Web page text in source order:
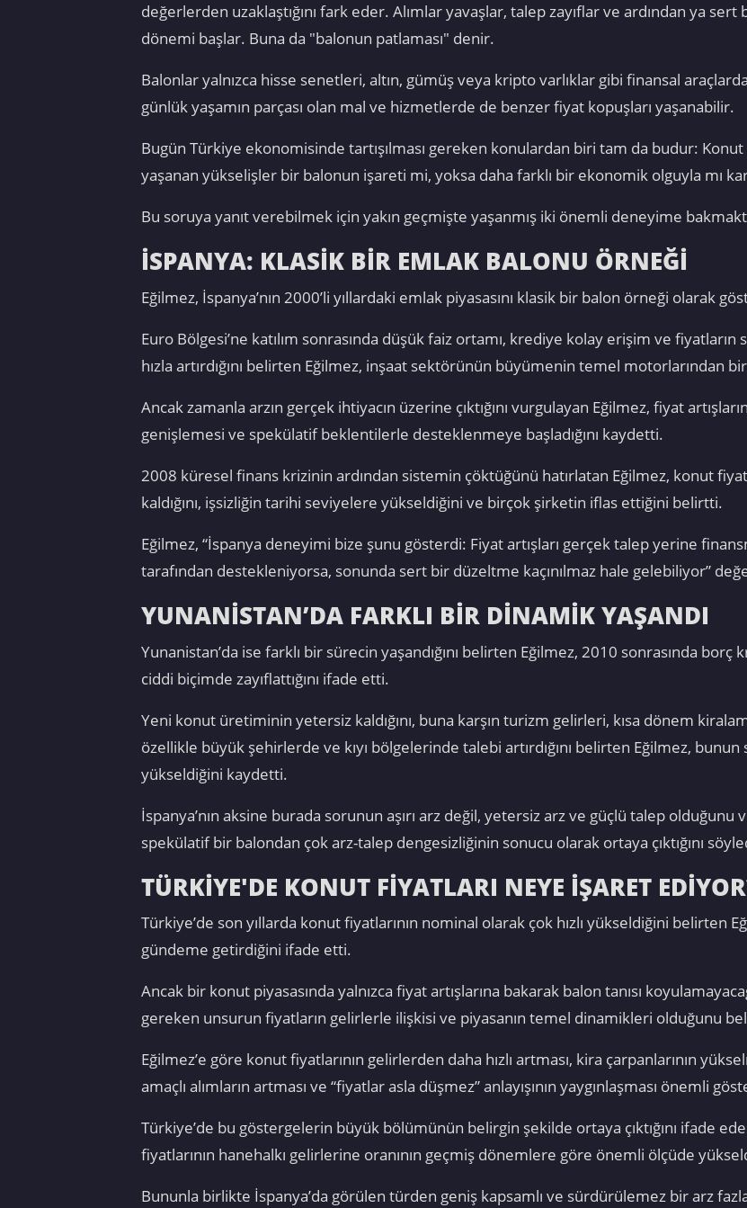
değerlerden uzaklaştığını fark eder. Alımlar yavaşlar, talep zayıflar ve ardından ya
dönemi başlar. Buna da "balonun patlaması" denir.
Balonlar yalnızca hisse senetleri, altın, gümüş veya kripto varlıklar gibi finansal
günlük yaşamın parçası olan mal ve hizmetlerde de benzer fiyat kopuşları yaşanabilir.
Bugün Türkiye ekonomisinde tartışılması gereken konulardan biri tam da budur:
yaşanan yükselişler bir balonun işareti mi, yoksa daha farklı bir ekonomik olguyla mı
Bu soruya yanıt verebilmek için yakın geçmişte yaşanmış iki önemli deneyime
İSPANYA: KLASİK BİR EMLAK BALONU ÖRNEĞİ
Eğilmez, İspanya’nın 2000’li yıllardaki emlak piyasasını klasik bir balon örneği olarak
Euro Bölgesi’ne katılım sonrasında düşük faiz ortamı, krediye kolay erişim ve
hızla artırdığını belirten Eğilmez, inşaat sektörünün büyümenin temel motorlarından
Ancak zamanla arzın gerçek ihtiyacın üzerine çıktığını vurgulayan Eğilmez, fiyat
genişlemesi ve spekülatif beklentilerle desteklenmeye başladığını kaydetti.
2008 küresel finans krizinin ardından sistemin çöktüğünü hatırlatan Eğilmez, konut
kaldığını, işsizliğin tarihi seviyelere yükseldiğini ve birçok şirketin iflas ettiğini belirtti.
Eğilmez, “İspanya deneyimi bize şunu gösterdi: Fiyat artışları gerçek talep yerine
tarafından destekleniyorsa, sonunda sert bir düzeltme kaçınılmaz hale gelebiliyor”
YUNANİSTAN’DA FARKLI BİR DİNAMİK YAŞANDI
Yunanistan’da ise farklı bir sürecin yaşandığını belirten Eğilmez, 2010 sonrasında
ciddi biçimde zayıflattığını ifade etti.
Yeni konut üretiminin yetersiz kaldığını, buna karşın turizm gelirleri, kısa dönem
özellikle büyük şehirlerde ve kıyı bölgelerinde talebi artırdığını belirten Eğilmez,
yükseldiğini kaydetti.
İspanya’nın aksine burada sorunun aşırı arz değil, yetersiz arz ve güçlü talep
spekülatif bir balondan çok arz-talep dengesizliğinin sonucu olarak ortaya çıktığını
TÜRKİYE'DE KONUT FİYATLARI NEYE İŞARET
Türkiye’de son yıllarda konut fiyatlarının nominal olarak çok hızlı yükseldiğini belirten
gündeme getirdiğini ifade etti.
Ancak bir konut piyasasında yalnızca fiyat artışlarına bakarak balon tanısı
gereken unsurun fiyatların gelirlerle ilişkisi ve piyasanın temel dinamikleri olduğunu
Eğilmez’e göre konut fiyatlarının gelirlerden daha hızlı artması, kira çarpanlarının
amaçlı alımların artması ve “fiyatlar asla düşmez” anlayışının yaygınlaşması önemli
Türkiye’de bu göstergelerin büyük bölümünün belirgin şekilde ortaya çıktığını ifade
fiyatlarının hanehalkı gelirlerine oranının geçmiş dönemlere göre önemli ölçüde
Bununla birlikte İspanya’da görülen türden geniş kapsamlı ve sürdürülemez bir arz